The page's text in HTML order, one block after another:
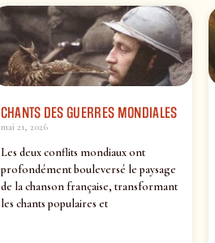
CHANTS DES GUERRES MONDIALES
mai 21, 2026
Les deux conflits mondiaux ont
profondément bouleversé le paysage
de la chanson française, transformant
les chants populaires et